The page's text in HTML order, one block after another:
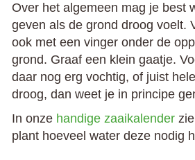
Over het algemeen mag je best
geven als de grond droog voelt.
ook met een vinger onder de
grond. Graaf een klein gaatje.
daar nog erg vochtig, of juist
droog, dan weet je in principe
In onze handige zaaikalender
plant hoeveel water deze nodig